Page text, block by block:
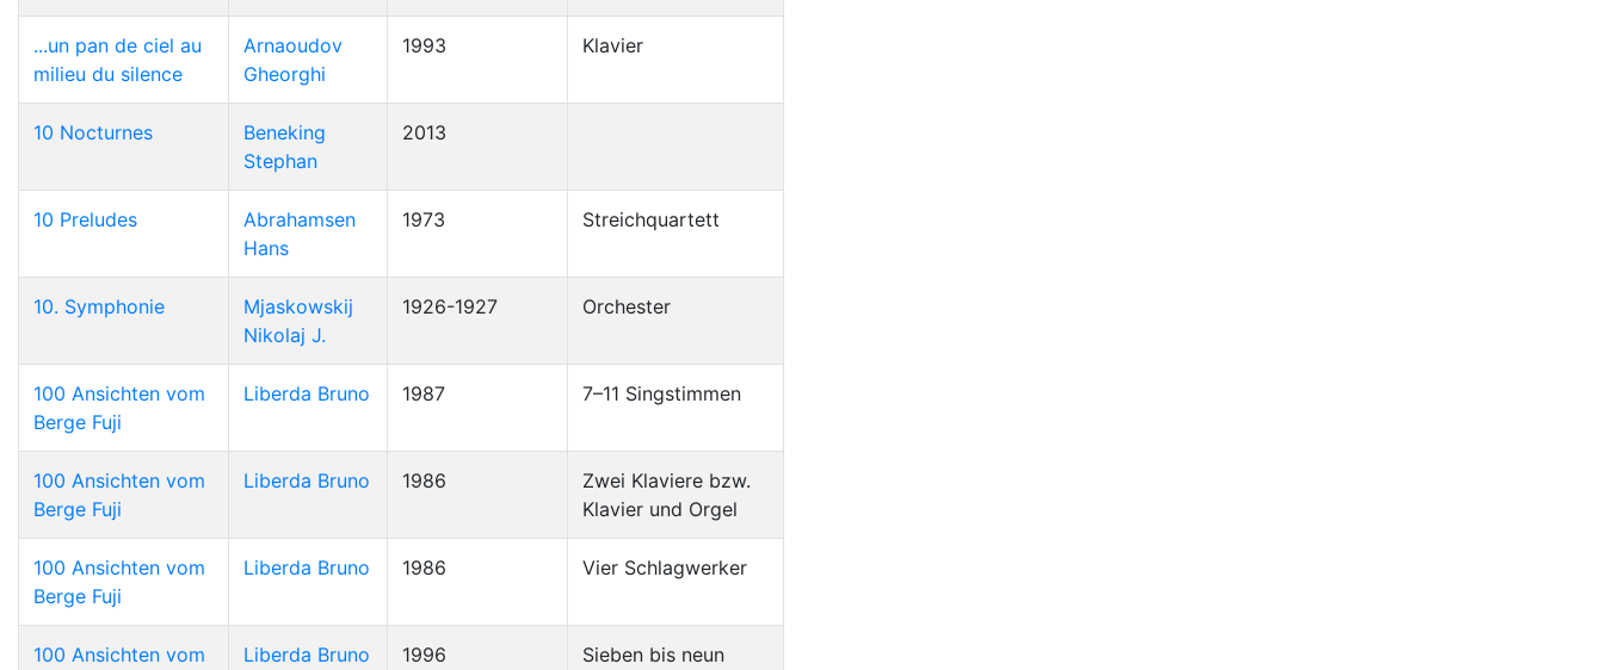
...un pan de ciel au
milieu du silence
Arnaoudov
Gheorghi
1993 Klavier
10 Nocturnes
Beneking
Stephan
2013
10 Preludes
Abrahamsen
Hans
1973 Streichquartett
10. Symphonie
Mjaskowskij
Nikolaj J.
1926-1927 Orchester
100 Ansichten vom
Berge Fuji
Liberda Bruno 1987 7–11 Singstimmen
100 Ansichten vom
Berge Fuji
Liberda Bruno 1986
Zwei Klaviere bzw.
Klavier und Orgel
100 Ansichten vom
Berge Fuji
Liberda Bruno 1986 Vier Schlagwerker
100 Ansichten vom
Liberda Bruno 1996
Sieben bis neun